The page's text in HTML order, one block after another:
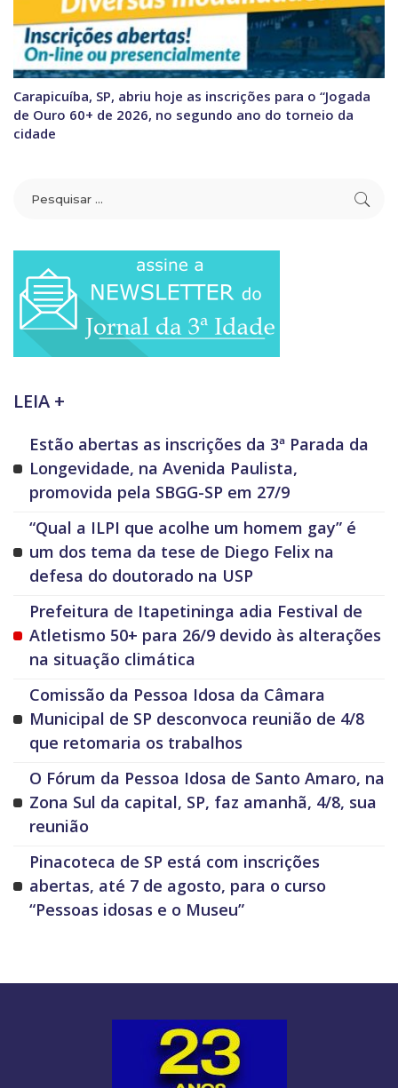
Carapicuíba, SP, abriu hoje as inscrições para o “Jogada
de Ouro 60+ de 2026, no segundo ano do torneio da
cidade
LEIA +
Estão abertas as inscrições da 3ª Parada da
Longevidade, na Avenida Paulista,
promovida pela SBGG-SP em 27/9
“Qual a ILPI que acolhe um homem gay” é
um dos tema da tese de Diego Felix na
defesa do doutorado na USP
Prefeitura de Itapetininga adia Festival de
Atletismo 50+ para 26/9 devido às alterações
na situação climática
Comissão da Pessoa Idosa da Câmara
Municipal de SP desconvoca reunião de 4/8
que retomaria os trabalhos
O Fórum da Pessoa Idosa de Santo Amaro, na
Zona Sul da capital, SP, faz amanhã, 4/8, sua
reunião
Pinacoteca de SP está com inscrições
abertas, até 7 de agosto, para o curso
“Pessoas idosas e o Museu”